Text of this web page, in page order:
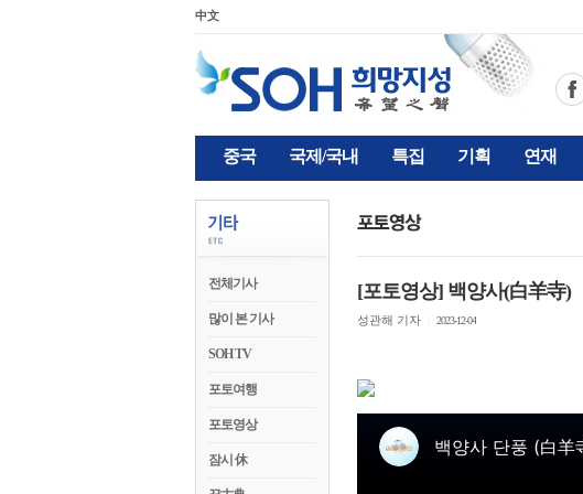
中文
중국 국제/국내 특집 기획 연재
전체기사
많이 본 기사
SOH TV
포토여행
포토영상
잠시 休
[포토영상] 백양사(白羊寺)
성관해 기자 2023-12-04